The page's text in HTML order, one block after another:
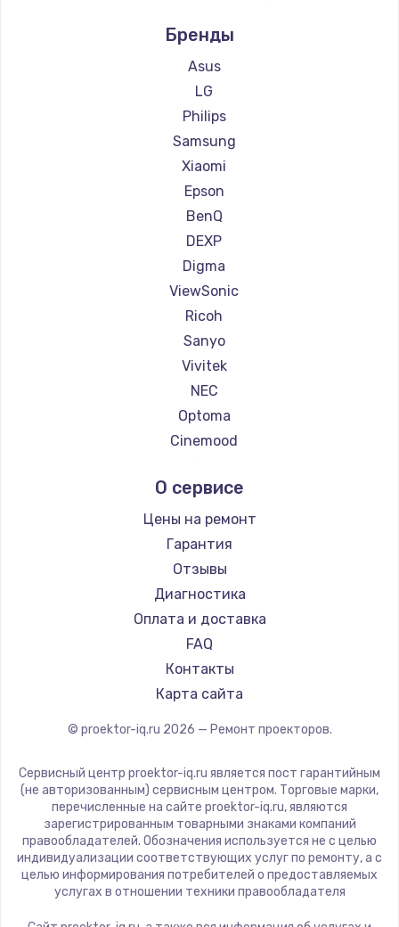
Ремонт проекторов Barco
Ремонт проекторов Xgimi
Ремонт проекторов Canon
Ремонт проекторов JVC
Ремонт проекторов Casio
Ремонт проекторов Hiper
Ремонт проекторов HITACHI
Ремонт проекторов Panasonic
Ремонт проекторов Hisense
Бренды
Asus
LG
Philips
Samsung
Xiaomi
Epson
BenQ
DEXP
Digma
ViewSonic
Ricoh
Sanyo
Vivitek
NEC
Optoma
Cinemood
Barco
Xgimi
Canon
JVC
Casio
Hiper
HITACHI
Panasonic
Hisense
О сервисе
Цены на ремонт
Гарантия
Отзывы
Диагностика
Оплата и доставка
FAQ
Контакты
Карта сайта
© proektor-iq.ru 2026 — Ремонт проекторов.
Сервисный центр proektor-iq.ru является пост гарантийным
(не авторизованным) сервисным центром. Торговые марки,
перечисленные на сайте proektor-iq.ru, являются
зарегистрированным товарными знаками компаний
правообладателей. Обозначения используется не с целью
индивидуализации соответствующих услуг по ремонту, а с
целью информирования потребителей о предоставляемых
услугах в отношении техники правообладателя